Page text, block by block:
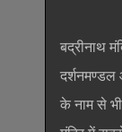
बद्रीनाथ
के नाम से भी